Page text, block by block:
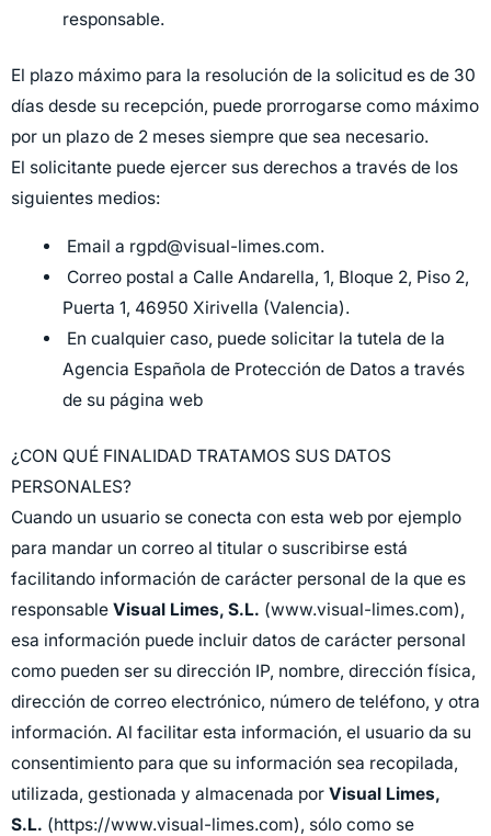
responsable.
El plazo máximo para la resolución de la solicitud es de 30
días desde su recepción, puede prorrogarse como máximo
por un plazo de 2 meses siempre que sea necesario.
El solicitante puede ejercer sus derechos a través de los
siguientes medios:
Email a rgpd@visual-limes.com.
Correo postal a Calle Andarella, 1, Bloque 2, Piso 2,
Puerta 1, 46950 Xirivella (Valencia).
En cualquier caso, puede solicitar la tutela de la
Agencia Española de Protección de Datos a través
de su página web
¿CON QUÉ FINALIDAD TRATAMOS SUS DATOS
PERSONALES?
Cuando un usuario se conecta con esta web por ejemplo
para mandar un correo al titular o suscribirse está
facilitando información de carácter personal de la que es
responsable Visual Limes, S.L. (www.visual-limes.com),
esa información puede incluir datos de carácter personal
como pueden ser su dirección IP, nombre, dirección física,
dirección de correo electrónico, número de teléfono, y otra
información. Al facilitar esta información, el usuario da su
consentimiento para que su información sea recopilada,
utilizada, gestionada y almacenada por Visual Limes,
S.L. (https://www.visual-limes.com), sólo como se